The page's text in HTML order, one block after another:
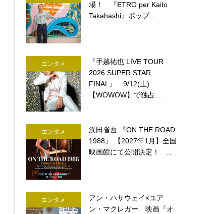
場！ 『ETRO per Kaito
Takahashi』ポップ...
エンタメ
『手越祐也 LIVE TOUR
2026 SUPER STAR
FINAL』 9/12(土)
【WOWOW】で独占...
エンタメ
浜田省吾 『ON THE ROAD
1988』 【2027年1月】全国
映画館にて公開決定！ ...
エンタメ
アン・ハサウェイ×ユア
ン・マクレガー 映画『オ